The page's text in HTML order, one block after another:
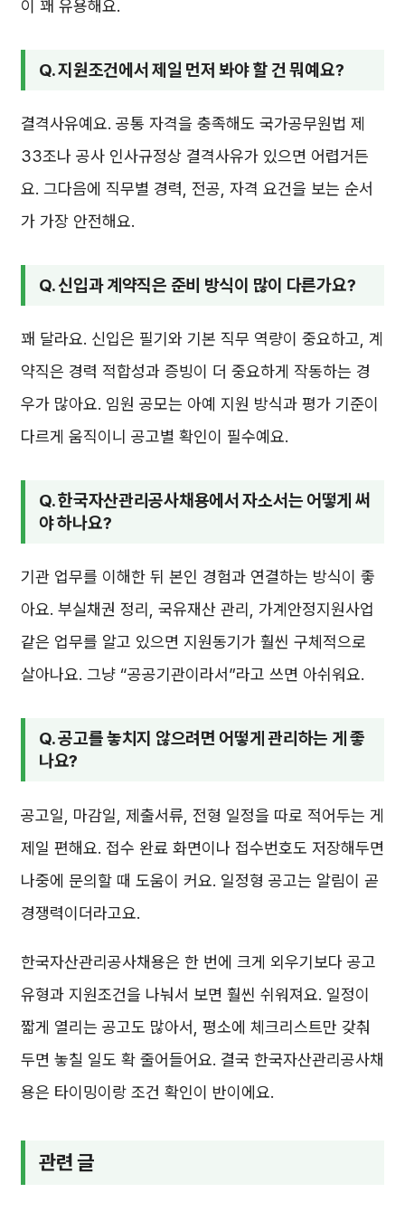
이 꽤 유용해요.
Q. 지원조건에서 제일 먼저 봐야 할 건 뭐예요?
결격사유예요. 공통 자격을 충족해도 국가공무원법 제
33조나 공사 인사규정상 결격사유가 있으면 어렵거든
요. 그다음에 직무별 경력, 전공, 자격 요건을 보는 순서
가 가장 안전해요.
Q. 신입과 계약직은 준비 방식이 많이 다른가요?
꽤 달라요. 신입은 필기와 기본 직무 역량이 중요하고, 계
약직은 경력 적합성과 증빙이 더 중요하게 작동하는 경
우가 많아요. 임원 공모는 아예 지원 방식과 평가 기준이
다르게 움직이니 공고별 확인이 필수예요.
Q. 한국자산관리공사채용에서 자소서는 어떻게 써
야 하나요?
기관 업무를 이해한 뒤 본인 경험과 연결하는 방식이 좋
아요. 부실채권 정리, 국유재산 관리, 가계안정지원사업
같은 업무를 알고 있으면 지원동기가 훨씬 구체적으로
살아나요. 그냥 “공공기관이라서”라고 쓰면 아쉬워요.
Q. 공고를 놓치지 않으려면 어떻게 관리하는 게 좋
나요?
공고일, 마감일, 제출서류, 전형 일정을 따로 적어두는 게
제일 편해요. 접수 완료 화면이나 접수번호도 저장해두면
나중에 문의할 때 도움이 커요. 일정형 공고는 알림이 곧
경쟁력이더라고요.
한국자산관리공사채용은 한 번에 크게 외우기보다 공고
유형과 지원조건을 나눠서 보면 훨씬 쉬워져요. 일정이
짧게 열리는 공고도 많아서, 평소에 체크리스트만 갖춰
두면 놓칠 일도 확 줄어들어요. 결국 한국자산관리공사채
용은 타이밍이랑 조건 확인이 반이에요.
관련 글